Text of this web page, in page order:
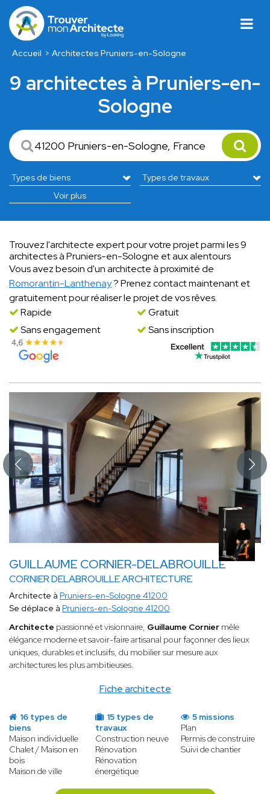
Accueil Architectes Pruniers-en-Sologne
9 architectes à Pruniers-en-
Sologne
Voir plus
Trouvez l'architecte expert pour votre projet parmi les 9
architectes à Pruniers-en-Sologne et aux alentours
Vous avez besoin d'un architecte à proximité de
Romorantin-Lanthenay? Prenez contact maintenant et
gratuitement pour réaliser le projet de vos rêves.
Rapide
Gratuit
Sans engagement
Sans inscription
GUILLAUME CORNIER-DELABROUILLE
CORNIER DELABROUILLE ARCHITECTURE
Fiche architecte
Architecte à Pruniers-en-Sologne 41200
Se déplace à Pruniers-en-Sologne 41200
Architecte passionné et visionnaire, Guillaume Cornier mêle
élégance moderne et savoir-faire artisanal pour façonner des lieux
uniques, durables et inclusifs, du mobilier sur mesure aux
architectures les plus ambitieuses.
16 types de
biens
Maison individuelle
Chalet / Maison en
bois
Maison de ville
15 types de
travaux
Construction neuve
Rénovation
Rénovation
énergétique
5 missions
Plan
Permis de construire
Suivi de chantier